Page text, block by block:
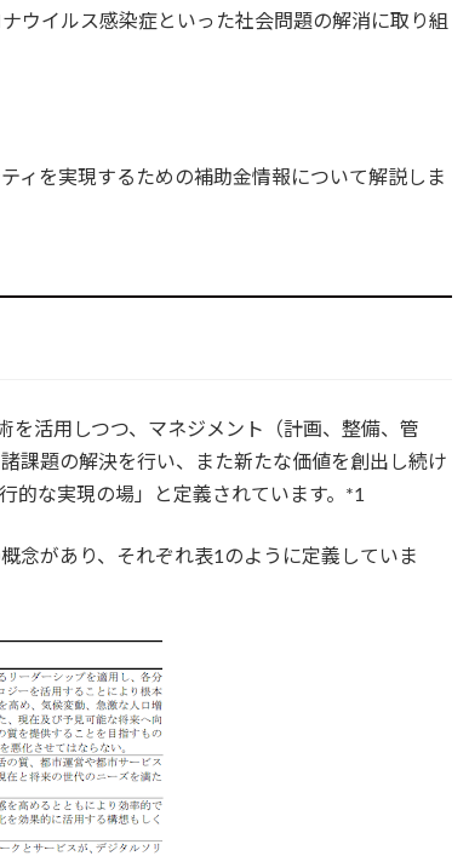
ウイルス感染症といった社会問題の解消に取り組
ィを実現するための補助金情報について解説しま
を活用しつつ、マネジメント（計画、整備、管
課題の解決を行い、また新たな価値を創出し続け
的な実現の場」と定義されています。*1
念があり、それぞれ表1のように定義していま